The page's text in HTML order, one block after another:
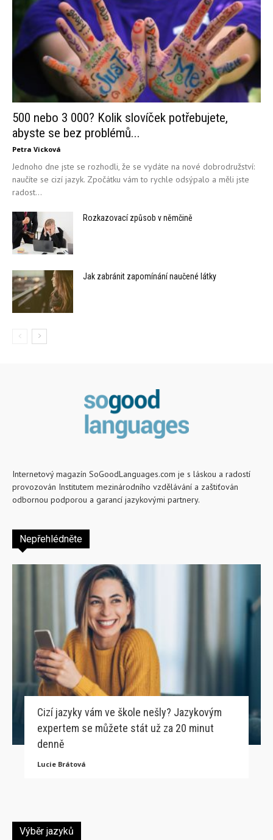
500 nebo 3 000? Kolik slovíček potřebujete,
abyste se bez problémů...
Petra Vicková
Jednoho dne jste se rozhodli, že se vydáte na nové dobrodružství:
naučíte se cizí jazyk. Zpočátku vám to rychle odsýpalo a měli jste
radost...
Rozkazovací způsob v němčině
Jak zabránit zapomínání naučené látky
Internetový magazín SoGoodLanguages.com je s láskou a radostí
provozován Institutem mezinárodního vzdělávání a zaštiťován
odbornou podporou a garancí jazykovými partnery.
Nepřehlédněte
Cizí jazyky vám ve škole nešly? Jazykovým
expertem se můžete stát už za 20 minut
denně
Lucie Brátová
Výběr jazyků